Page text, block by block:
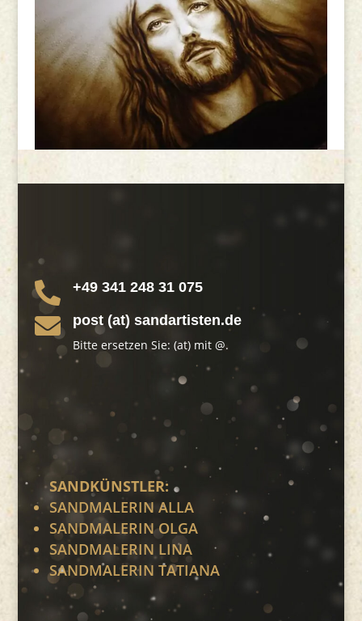
 +49 341 248 31 075
 post (at) sandartisten.de
Bitte ersetzen Sie: (at) mit @.
SANDKÜNSTLER:
SANDMALERIN ALLA
SANDMALERIN OLGA
SANDMALERIN LINA
SANDMALERIN TATIANA